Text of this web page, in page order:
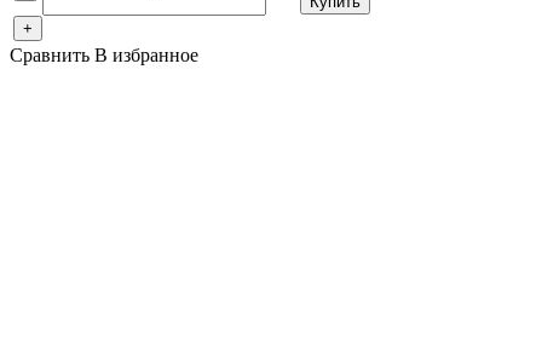
+
Сравнить В избранное